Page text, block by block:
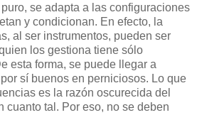
se adapta a las configuraciones
y condicionan. En efecto, la
al ser instrumentos, pueden ser
los gestiona tiene sólo
esta forma, se puede llegar a
sí buenos en perniciosos. Lo que
es la razón oscurecida del
cuanto tal. Por eso, no se deben